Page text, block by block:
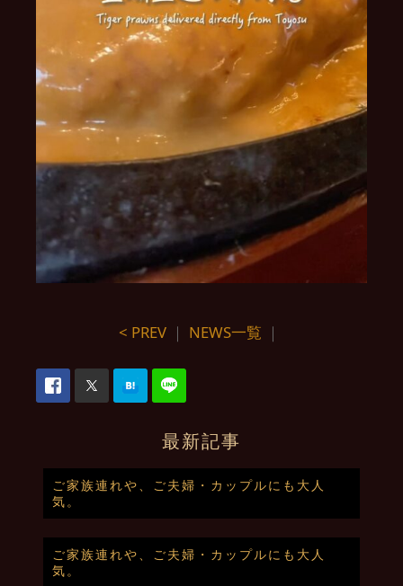
< PREV ｜ NEWS一覧 ｜
最新記事
ご家族連れや、ご夫婦・カップルにも大人
気。
ご家族連れや、ご夫婦・カップルにも大人
気。